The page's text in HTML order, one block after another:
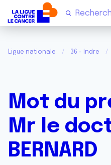
Ligue nationale 36 - Indre
Mot du
Mr le
BERNARD